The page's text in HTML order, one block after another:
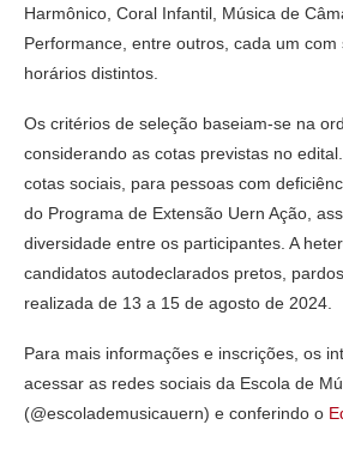
Harmônico, Coral Infantil, Música de
Performance, entre outros, cada um
horários distintos.
Os critérios de seleção baseiam-se na
considerando as cotas previstas no
cotas sociais, para pessoas com
do Programa de Extensão Uern Ação,
diversidade entre os participantes. A
candidatos autodeclarados pretos,
realizada de 13 a 15 de agosto de 2024.
Para mais informações e inscrições, os
acessar as redes sociais da Escola de
(@escolademusicauern) e conferindo o